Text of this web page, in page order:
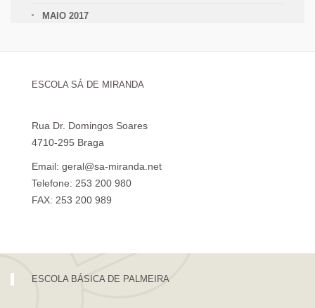
MAIO 2017
ESCOLA SÁ DE MIRANDA
Rua Dr. Domingos Soares
4710-295 Braga
Email: geral@sa-miranda.net
Telefone: 253 200 980
FAX: 253 200 989
ESCOLA BÁSICA DE PALMEIRA